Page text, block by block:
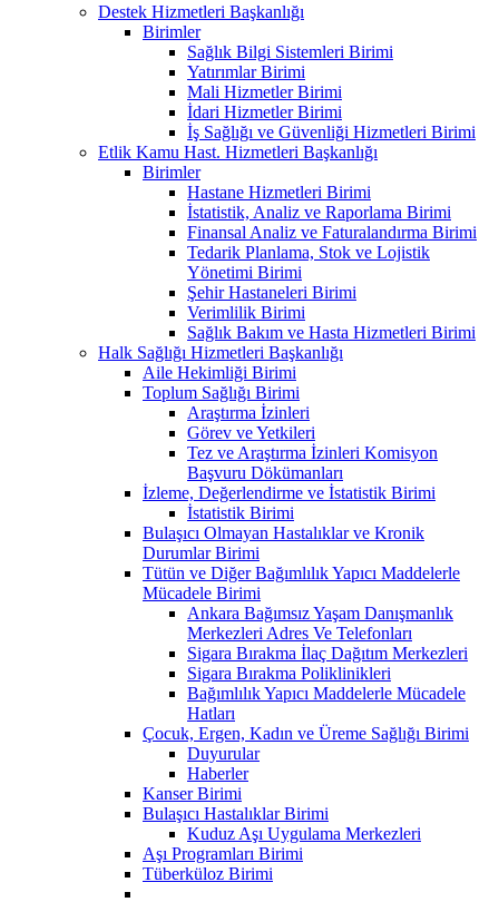
Destek Hizmetleri Başkanlığı
Birimler
Sağlık Bilgi Sistemleri Birimi
Yatırımlar Birimi
Mali Hizmetler Birimi
İdari Hizmetler Birimi
İş Sağlığı ve Güvenliği Hizmetleri Birimi
Etlik Kamu Hast. Hizmetleri Başkanlığı
Birimler
Hastane Hizmetleri Birimi
İstatistik, Analiz ve Raporlama Birimi
Finansal Analiz ve Faturalandırma Birimi
Tedarik Planlama, Stok ve Lojistik
Yönetimi Birimi
Şehir Hastaneleri Birimi
Verimlilik Birimi
Sağlık Bakım ve Hasta Hizmetleri Birimi
Halk Sağlığı Hizmetleri Başkanlığı
Aile Hekimliği Birimi
Toplum Sağlığı Birimi
Araştırma İzinleri
Görev ve Yetkileri
Tez ve Araştırma İzinleri Komisyon
Başvuru Dökümanları
İzleme, Değerlendirme ve İstatistik Birimi
İstatistik Birimi
Bulaşıcı Olmayan Hastalıklar ve Kronik
Durumlar Birimi
Tütün ve Diğer Bağımlılık Yapıcı Maddelerle
Mücadele Birimi
Ankara Bağımsız Yaşam Danışmanlık
Merkezleri Adres Ve Telefonları
Sigara Bırakma İlaç Dağıtım Merkezleri
Sigara Bırakma Poliklinikleri
Bağımlılık Yapıcı Maddelerle Mücadele
Hatları
Çocuk, Ergen, Kadın ve Üreme Sağlığı Birimi
Duyurular
Haberler
Kanser Birimi
Bulaşıcı Hastalıklar Birimi
Kuduz Aşı Uygulama Merkezleri
Aşı Programları Birimi
Tüberküloz Birimi